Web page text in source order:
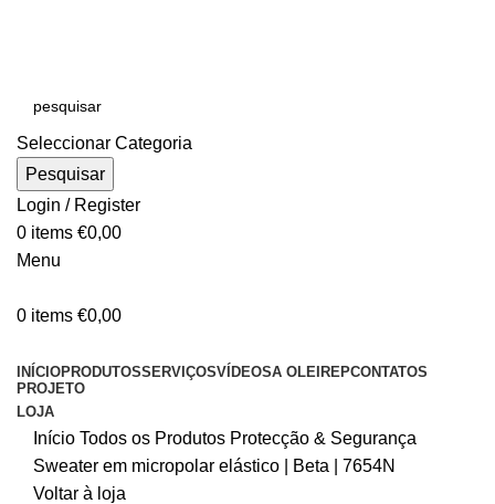
Seleccionar Categoria
Pesquisar
Login / Register
0 items €0,00
Menu
0 items €0,00
INÍCIOPRODUTOSSERVIÇOSVÍDEOSA OLEIREPCONTATOS
PROJETO
LOJA
Início Todos os Produtos Protecção & Segurança
Sweater em micropolar elástico | Beta | 7654N
Voltar à loja